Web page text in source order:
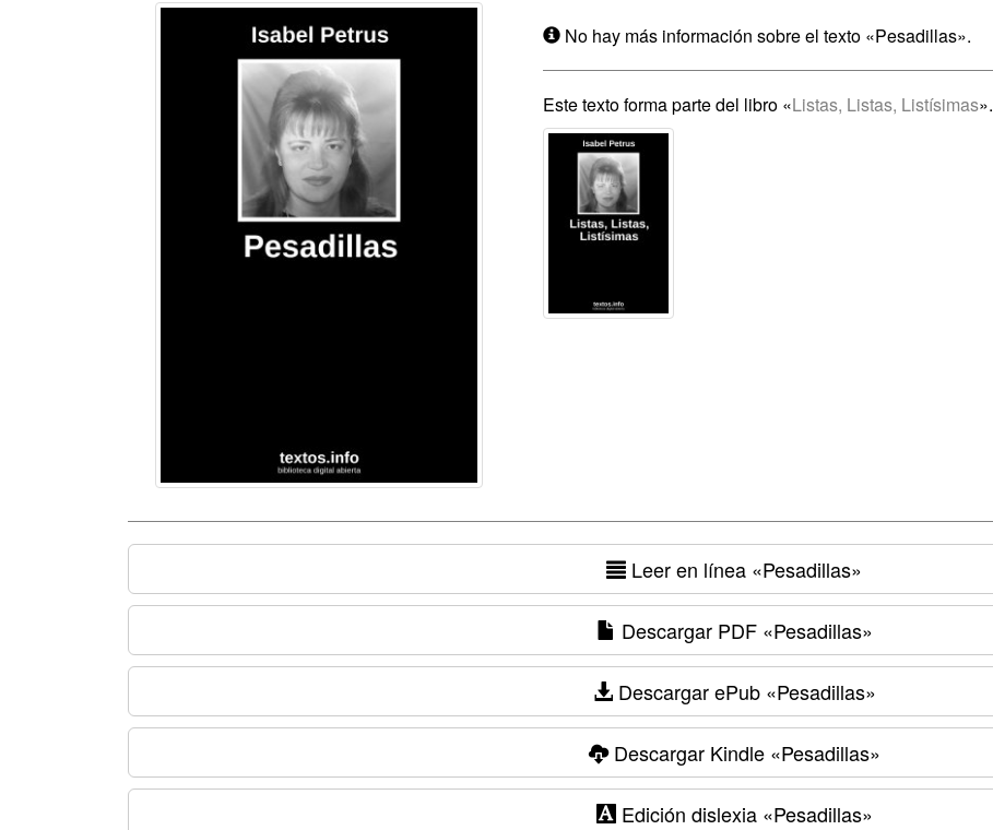
No hay más información sobre el texto «Pesadillas».
Este texto forma parte del libro «Listas, Listas, Listísimas».
Leer en línea «Pesadillas»
Descargar PDF«Pesadillas»
Descargar ePub«Pesadillas»
Descargar Kindle«Pesadillas»
Edición dislexia«Pesadillas»